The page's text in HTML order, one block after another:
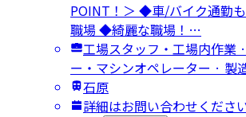
POINT！＞ ◆車/バイク通勤
職場 ◆綺麗な職場！…
工場スタッフ・工場内作業
ー・マシンオペレーター · 製
石原
詳細はお問い合わせくださ